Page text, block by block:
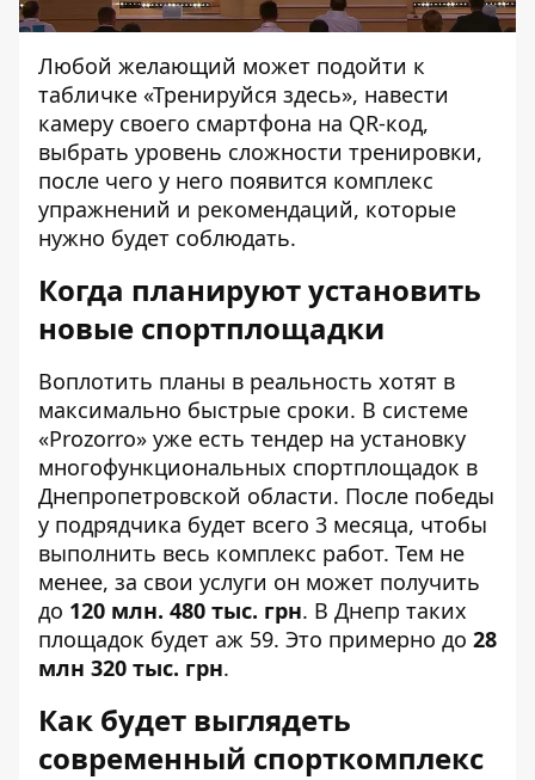
Любой желающий может подойти к
табличке «Тренируйся здесь», навести
камеру своего смартфона на QR-код,
выбрать уровень сложности тренировки,
после чего у него появится комплекс
упражнений и рекомендаций, которые
нужно будет соблюдать.
Когда планируют установить
новые спортплощадки
Воплотить планы в реальность хотят в
максимально быстрые сроки. В системе
«Prozorro» уже есть тендер на установку
многофункциональных спортплощадок в
Днепропетровской области. После победы
у подрядчика будет всего 3 месяца, чтобы
выполнить весь комплекс работ. Тем не
менее, за свои услуги он может получить
до 120 млн. 480 тыс. грн. В Днепр таких
площадок будет аж 59. Это примерно до 28
млн 320 тыс. грн.
Как будет выглядеть
современный спорткомплекс